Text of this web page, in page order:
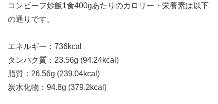
コンビーフ炒飯1食400gあたりのカロリー・栄養素は以下
の通りです。
エネルギー：736kcal
タンパク質：23.56g (94.24kcal)
脂質：26.56g (239.04kcal)
炭水化物：94.8g (379.2kcal)